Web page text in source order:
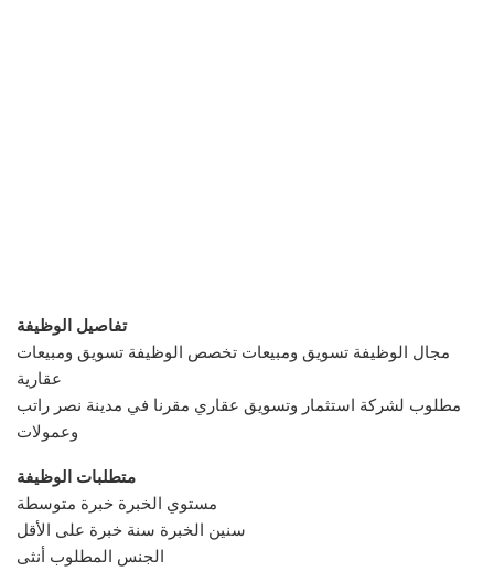
تفاصيل الوظيفة
مجال الوظيفة تسويق ومبيعات تخصص الوظيفة تسويق ومبيعات
عقارية
مطلوب لشركة استثمار وتسويق عقاري مقرنا في مدينة نصر راتب
وعمولات
متطلبات الوظيفة
مستوي الخبرة خبرة متوسطة
سنين الخبرة سنة خبرة على الأقل
الجنس المطلوب أنثى